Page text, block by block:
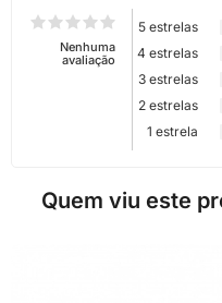
Nenhuma
avaliação
5 estrelas
4 estrelas
3 estrelas
2 estrelas
1 estrela
Quem viu este